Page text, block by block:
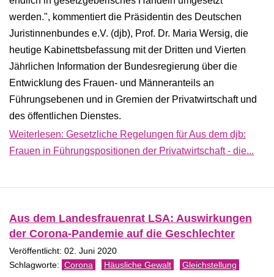
werden.", kommentiert die Präsidentin des Deutschen
Juristinnenbundes e.V. (djb), Prof. Dr. Maria Wersig, die
heutige Kabinettsbefassung mit der Dritten und Vierten
Jährlichen Information der Bundesregierung über die
Entwicklung des Frauen- und Männeranteils an
Führungsebenen und in Gremien der Privatwirtschaft und
des öffentlichen Dienstes.
Weiterlesen: Gesetzliche Regelungen für Aus dem djb:
Frauen in Führungspositionen der Privatwirtschaft - die...
Aus dem Landesfrauenrat LSA: Auswirkungen
der Corona-Pandemie auf die Geschlechter
Veröffentlicht: 02. Juni 2020
Corona Häusliche Gewalt Gleichstellung